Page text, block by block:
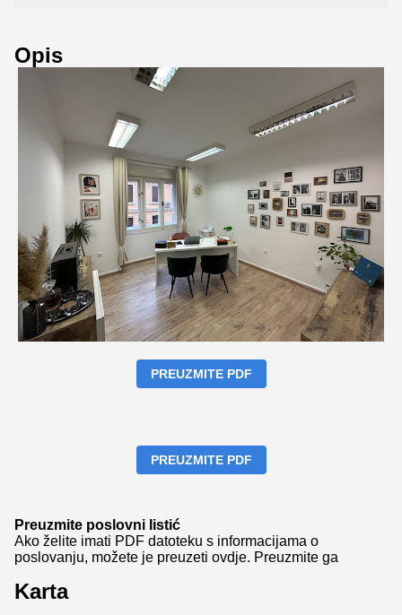
Opis
PREUZMITE PDF
PREUZMITE PDF
Preuzmite poslovni listić
Ako želite imati PDF datoteku s informacijama o
poslovanju, možete je preuzeti ovdje. Preuzmite ga
Karta